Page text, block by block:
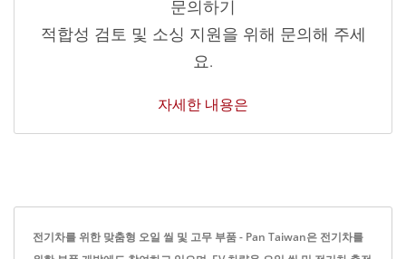
문의하기
적합성 검토 및 소싱 지원을 위해 문의해 주세
요.
자세한 내용은
전기차를 위한 맞춤형 오일 씰 및 고무 부품 - Pan Taiwan은 전기차를